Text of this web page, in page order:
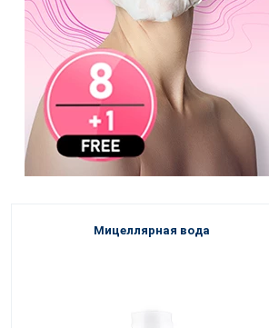
Мицеллярная вода